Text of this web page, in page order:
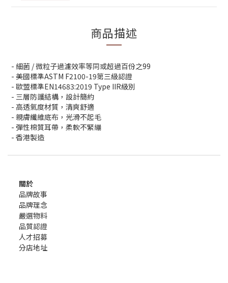
商品描述
- 細菌 /微粒子過濾效率等同或超過百份之99
- 美國標準ASTM F2100-19第三級認證
- 歐盟標準EN14683:2019 Type IIR級別
- 三層防護結構，設計簡約
- 高透氣度材質，清爽舒適
- 親膚纖維底布，光滑不起毛
- 彈性棉質耳帶，柔軟不緊繃
- 香港製造
關於
品牌故事
品牌理念
嚴選物料
品質認證
人才招募
分店地址